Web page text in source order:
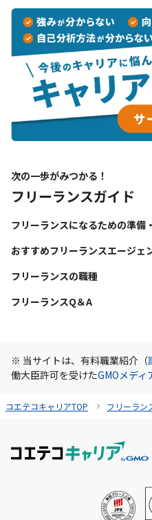
次の一歩がみつかる！
フリーランスガイド
フリーランスになるための準備
おすすめフリーランスエージェ
フリーランスの職種
フリーランスQ＆A
※ 当サイトは、有料職業紹介（
働大臣許可を受けたGMOメディ
コエテコキャリアTOP フリーラン